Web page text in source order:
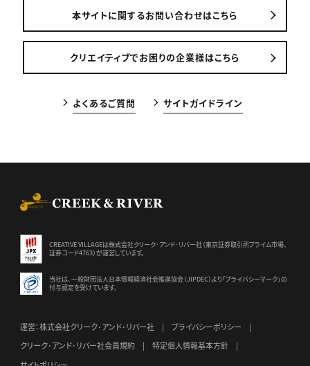
本サイトに関するお問い合わせはこちら
クリエイティブでお困りの企業様はこちら
よくあるご質問 サイトガイドライン
CREATIVE VILLAGEは株式会社クリーク･アンド･リバー社（東京証券取引所プライム市場、
証券コード4763）が運営しています。
当社は、一般財団法人日本情報経済社会推進協会（JIPDEC）より 「プライバシーマーク」の
付与認定を受けています。
運営：株式会社クリーク･アンド･リバー社
プライバシーポリシー
クリーク･アンド･リバー社会員規約
特定個人情報基本方針